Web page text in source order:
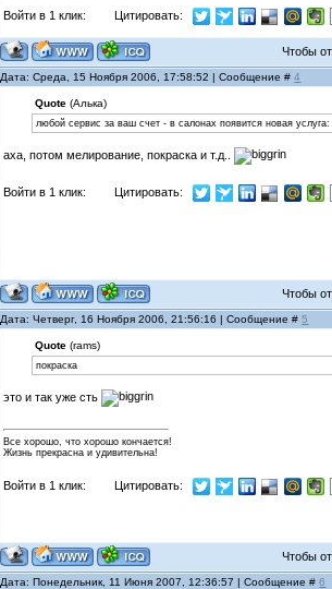
Войти в 1 клик: Цитировать:
Чтобы
Дата: Среда, 15 Ноября 2006, 17:58:52 | Сообщение #4
Quote (Алька)
любой сервис за ваш счет - в салонах появится новая
аха, потом мелирование, покраска и т.д..
Войти в 1 клик: Цитировать:
Чтобы
Дата: Четверг, 16 Ноября 2006, 21:56:16 | Сообщение #5
Quote (rams)
покраска
это и так уже сть
Все хорошо, что хорошо кончается!
Жизнь прекрасна и удивительна!
Войти в 1 клик: Цитировать:
Чтобы
Дата: Понедельник, 11 Июня 2007, 12:36:57 | Сообщение #6